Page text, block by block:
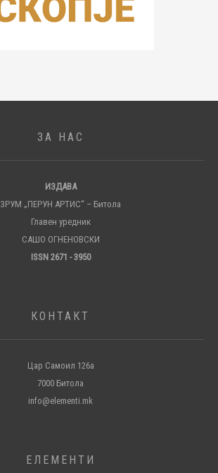
ЗА НАС
ИЗДАВА
ЗРУМ „ПЕРУН АРТИС“ – Битола
Главен уредник
САШО ОГНЕНОВСКИ
ISSN 2671 - 3950
КОНТАКТ
Цар Самоил 126а
7000 Битола
info@elementi.mk
ЕЛЕМЕНТИ